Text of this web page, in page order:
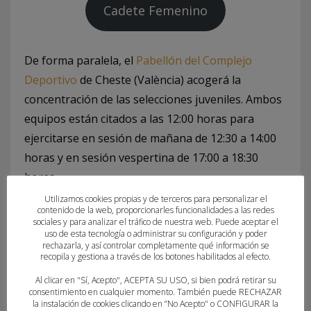
Cadete Femenino
De forma paralela, el Pabellón del Complejo
Deportivo de Cheste (València) acogerá la
concentración de las selecciones juveniles. Ambos
equipos están citados a las 12:00 horas para
ejercitarse en sesión de mañana de 12:30 a 14:00
horas y en sesión vespertina de 17:00 a 18:30
horas.
Juvenil Masculino
Juvenil Femenino
Para ambas actividades, la Federación de
Utilizamos cookies propias y de terceros para personalizar el
contenido de la web, proporcionarles funcionalidades a las redes
sociales y para analizar el tráfico de nuestra web. Puede aceptar el
uso de esta tecnología o administrar su configuración y poder
rechazarla, y así controlar completamente qué información se
recopila y gestiona a través de los botones habilitados al efecto.
Al clicar en "Sí, Acepto", ACEPTA SU USO, si bien podrá retirar su
consentimiento en cualquier momento. También puede RECHAZAR
la instalación de cookies clicando en “No Acepto" o CONFIGURAR la